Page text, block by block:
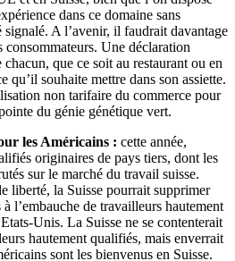
dans ce domaine sans
signalé. A l’avenir, il faudrait davantage
consommateurs. Une déclaration
que ce soit au restaurant ou en
qu’il souhaite mettre dans son assiette.
non tarifaire du commerce pour
du génie génétique vert.
les Américains : cette année,
originaires de pays tiers, dont les
sur le marché du travail suisse.
liberté, la Suisse pourrait supprimer
l’embauche de travailleurs hautement
Unis. La Suisse ne se contenterait
hautement qualifiés, mais enverrait
sont les bienvenus en Suisse.